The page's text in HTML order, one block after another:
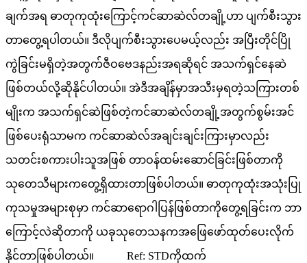
ချက်အရ ဓာတုကုထုံးကြောင့်ကင်ဆာဆဲလ်တချို့ဟာ ပျက်စီးသွား
တာတွေ့ရပါတယ်။ ဒီလိုပျက်စီးသွားပေမယ့်လည်း အပြီးတိုင်ပြို
ကွဲခြင်းမရှိတဲ့အတွက်ဇီဝဗေဒနည်းအရဆိုရင် အသက်ရှင်နေဆဲ
ဖြစ်တယ်လို့ဆိုနိုင်ပါတယ်။ အဲဒီအချိန်မှာအသီးမှရတဲ့သကြားတစ်
မျိုးက အသက်ရှင်ဆဲဖြစ်တဲ့ကင်ဆာဆဲလ်တချို့အတွက်စွမ်းအင်
ဖြစ်ပေးရုံသာမက ကင်ဆာဆဲလ်အချင်းချင်းကြားမှာလည်း
သတင်းစကားပါးသူအဖြစ် တာဝန်ထမ်းဆောင်ခြင်းဖြစ်တာကို
သုတေသီများကတွေ့ရှိထားတာဖြစ်ပါတယ်။ ဓာတုကုထုံးအသုံးပြု
ကုသမှုအများစုမှာ ကင်ဆာရောဂါပြန်ဖြစ်တာကိုတွေ့ရခြင်းက ဘာ
ကြောင့်လဲဆိုတာကို ယခုသုတေသနကအဖြေဖော်ထုတ်ပေးလိုက်
နိုင်တာဖြစ်ပါတယ်။ Ref: STDကိုထက်